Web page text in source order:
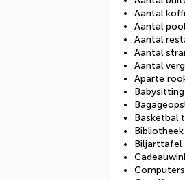
Aantal
Aantal
Aantal
Aantal
Aantal
Aparte
Basketbal
Bibliotheek
Biljarttafel